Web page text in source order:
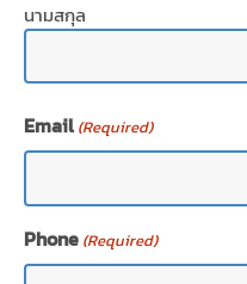
นามสกุล
Email (Required)
Phone (Required)